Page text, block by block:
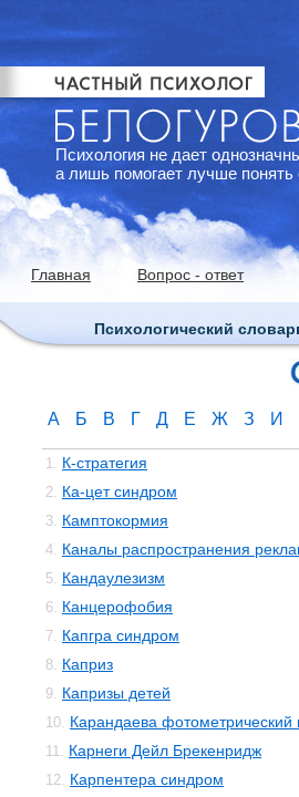
Психология не дает
а лишь помогает лучше понять
Главная Вопрос - ответ
Психологический
А Б В Г Д Е Ж З И
1. К-стратегия
2. Ка-цет синдром
3. Камптокормия
4. Каналы распространения
5. Кандаулезизм
6. Канцерофобия
7. Капгра синдром
8. Каприз
9. Капризы детей
10. Карандаева
11. Карнеги Дейл Брекенридж
12. Карпентера синдром